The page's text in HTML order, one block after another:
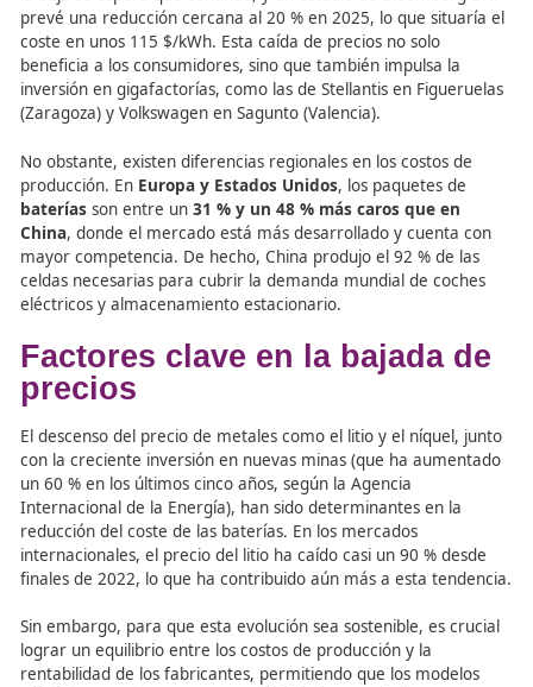
Según datos del Departamento de Energía de la Oficina
Tecnologías de Vehículo en Estados Unidos, el coste de
baterías de iones de litio descendió un 90 % entre los
2008 y 2025.En 2025, el precio estimado era de 139 $/
sobre la base de energía empleable para una
escala de, al menos, 100.000 unidades anuales. Esta
la baja se espera que continúe, y un estudio de
prevé una reducción cercana al 20 % en 2025, lo que
coste en unos 115 $/kWh. Esta caída de precios no solo
beneficia a los consumidores, sino que también impulsa
inversión en gigafactorías, como las de Stellantis en
(Zaragoza) y Volkswagen en Sagunto (Valencia).
No obstante, existen diferencias regionales en los
producción. En
bateríasson entre un31 % y un 48 % más caros que
China, donde el mercado está más desarrollado y
mayor competencia. De hecho, China produjo el 92 %
celdas necesarias para cubrir la demanda mundial de
eléctricos y almacenamiento estacionario.
Factores clave en la
precios